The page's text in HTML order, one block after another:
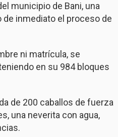
municipio de Bani, una
de inmediato el proceso de
ni matrícula, se
en su 984 bloques
de 200 caballos de fuerza
una neverita con agua,